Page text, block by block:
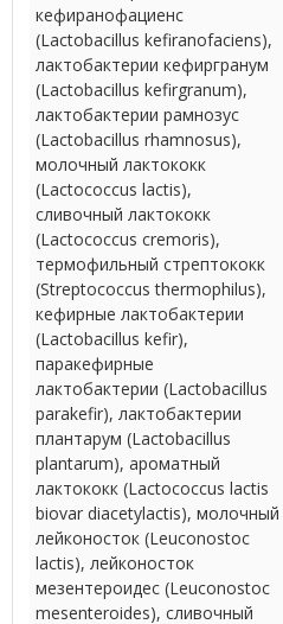
кефиранофациенс
(Lactobacillus kefiranofaciens),
лактобактерии кефиргранум
(Lactobacillus kefirgranum),
лактобактерии рамнозус
(Lactobacillus rhamnosus),
молочный лактококк
(Lactococcus lactis),
сливочный лактококк
(Lactococcus cremoris),
термофильный стрептококк
(Streptococcus thermophilus),
кефирные лактобактерии
(Lactobacillus kefir),
паракефирные
лактобактерии (Lactobacillus
parakefir), лактобактерии
плантарум (Lactobacillus
plantarum), ароматный
лактококк (Lactococcus lactis
biovar diacetylactis), молочный
лейконосток (Leuconostoc
lactis), лейконосток
мезентероидес (Leuconostoc
mesenteroides), сливочный